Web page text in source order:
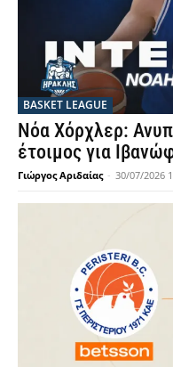
BASKET LEAGUE
Νόα Χόρχλερ:
έτοιμος για
Γιώργος Αριδαίας - 30/07/2026